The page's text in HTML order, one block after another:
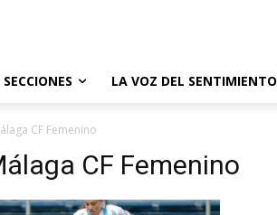
SECCIONES LA VOZ DEL SENTIMIENTO
CF Femenino
CF Femenino